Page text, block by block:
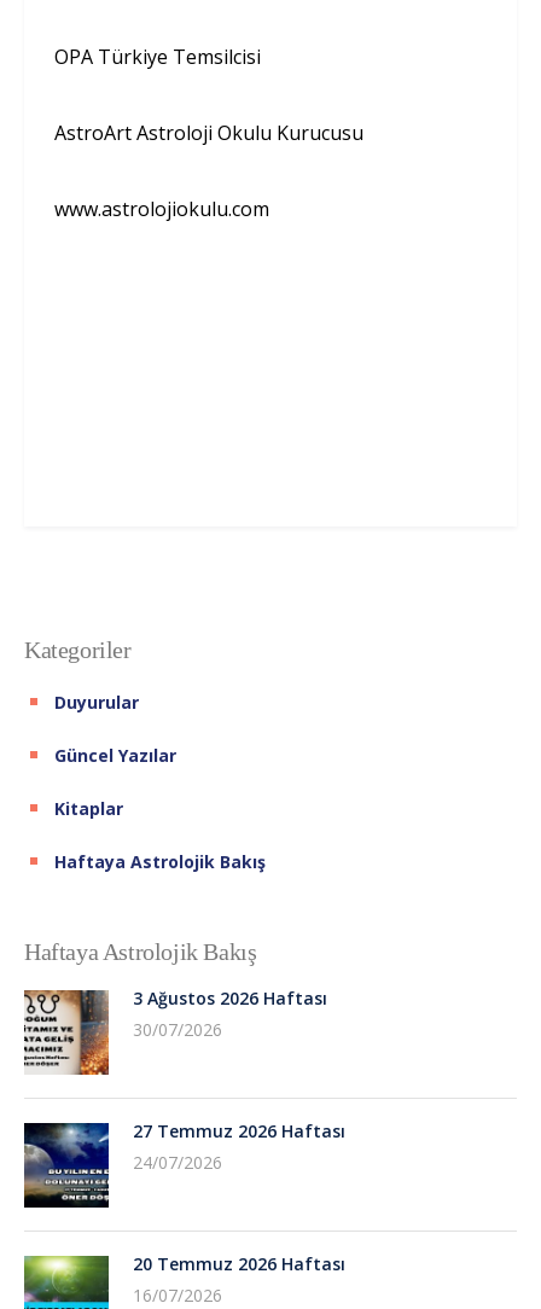
OPA Türkiye Temsilcisi
AstroArt Astroloji Okulu Kurucusu
www.astrolojiokulu.com
Kategoriler
Duyurular
Güncel Yazılar
Kitaplar
Haftaya Astrolojik Bakış
Haftaya Astrolojik Bakış
3 Ağustos 2026 Haftası
30/07/2026
27 Temmuz 2026 Haftası
24/07/2026
20 Temmuz 2026 Haftası
16/07/2026